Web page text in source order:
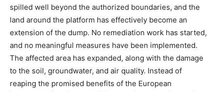
spilled well beyond the authorized boundaries, and the
land around the platform has effectively become an
extension of the dump. No remediation work has started,
and no meaningful measures have been implemented.
The affected area has expanded, along with the damage
to the soil, groundwater, and air quality. Instead of
reaping the promised benefits of the European